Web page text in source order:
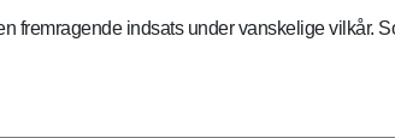
fremragende indsats under vanskelige vilkår.